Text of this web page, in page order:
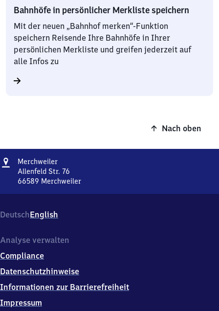
Bahnhöfe in persönlicher Merkliste speichern
Mit der neuen „Bahnhof merken“-Funktion
speichern Reisende Ihre Bahnhöfe in Ihrer
persönlichen Merkliste und greifen jederzeit auf
alle Infos zu
Nach oben
Adresse
MerchweilerMerchweiler
Allenfeld Str. 76
66589 Merchweiler
Str.
76,
6
8
9
DeutschEnglish
Analyse verwalten
Compliance
Datenschutzhinweise
Informationen zur Barrierefreiheit
Impressum